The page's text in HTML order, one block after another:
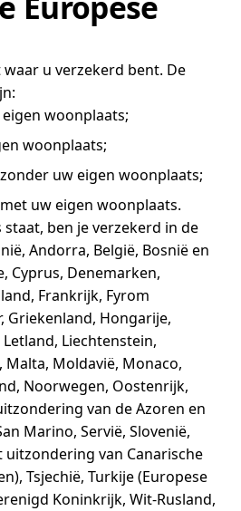
u verzekerd bent. De
woonplaats;
woonplaats;
uw eigen woonplaats;
uw eigen woonplaats.
ben je verzekerd in de
Andorra, België, Bosnië en
Cyprus, Denemarken,
Frankrijk, Fyrom
Griekenland, Hongarije,
Liechtenstein,
Moldavië, Monaco,
Noorwegen, Oostenrijk,
van de Azoren en
Marino, Servië, Slovenië,
uitzondering van Canarische
Tsjechië, Turkije (Europese
Koninkrijk, Wit-Rusland,